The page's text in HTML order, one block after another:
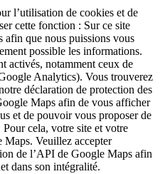
l’utilisation de cookies et de
cette fonction : Sur ce site
afin que nous puissions vous
possible les informations.
activés, notamment ceux de
Analytics). Vous trouverez
déclaration de protection des
Maps afin de vous afficher
et de pouvoir vous proposer de
cela, votre site et votre
Maps. Veuillez accepter
de l’API de Google Maps afin
dans son intégralité.